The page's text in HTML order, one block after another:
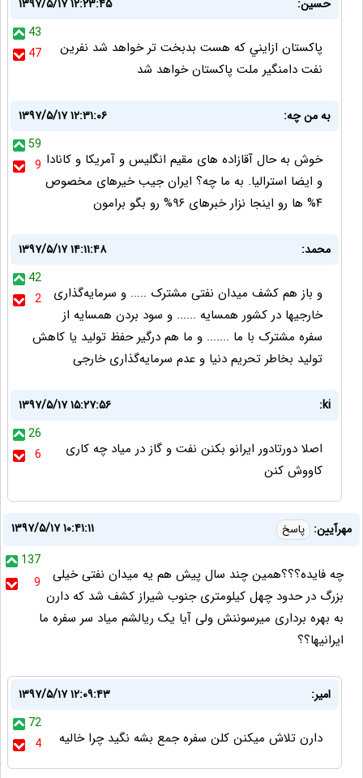
حسين:
۱۳۹۷/۵/۱۷ ۱۲:۲۳:۴۵
43
47
پاكستان ازايني كه هست بدبخت تر خواهد شد نفرين
نفت دامنگير ملت پاكستان خواهد شد
به من چه:
۱۳۹۷/۵/۱۷ ۱۲:۳۱:۰۶
59
9 خوش به حال آقازاده های مقیم انگلیس و آمریکا و کانادا
و ایضا استرالیا. به ما چه؟ ایران جیب خیرهای مخصوص
۴% ها رو اینجا نزار خبرهای ۹۶% رو بگو برامون
محمد:
۱۳۹۷/۵/۱۷ ۱۴:۱۱:۴۸
42
2
و باز هم کشف میدان نفتی مشترک ..... و سرمایه‌گذاری
خارجیها در کشور همسایه ...... و سود بردن همسایه از
سفره مشترک با ما ....... و ما هم درگیر حفظ تولید یا کاهش
تولید بخاطر تحریم دنیا و عدم سرمایه‌گذاری خارجی
ki:
۱۳۹۷/۵/۱۷ ۱۵:۲۷:۵۶
26
6
اصلا دورتادور ایرانو بکنن نفت و گاز در میاد چه کاری
کاووش کنن
مهرآیین: پاسخ
۱۳۹۷/۵/۱۷ ۱۰:۴۱:۱۱
137
9
چه فایده؟؟؟همین چند سال پیش هم یه میدان نفتی خیلی
بزرگ در حدود چهل کیلومتری جنوب شیراز کشف شد که دارن
به بهره برداری میرسوننش ولی آیا یک ریالشم میاد سر سفره ما
ایرانیها؟؟
امیر:
۱۳۹۷/۵/۱۷ ۱۲:۰۹:۴۳
72
4
دارن تلاش میکنن کلن سفره جمع بشه نگید چرا خالیه